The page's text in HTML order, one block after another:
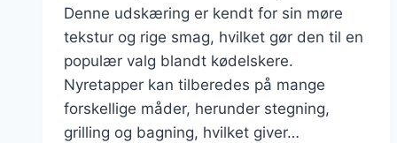
Denne udskæring er kendt for sin møre
tekstur og rige smag, hvilket gør den til en
populær valg blandt kødelskere.
Nyretapper kan tilberedes på mange
forskellige måder, herunder stegning,
grilling og bagning, hvilket giver…